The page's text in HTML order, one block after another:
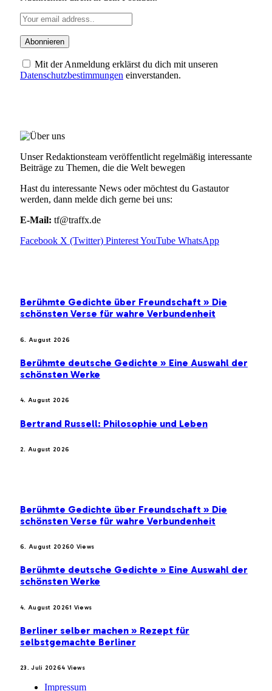
Mit der Anmeldung erklärst du dich mit unseren
Datenschutzbestimmungen einverstanden.
Unser Redaktionsteam veröffentlicht regelmäßig interessante
Beiträge zu Themen, die die Welt bewegen
Hast du interessante News oder möchtest du Gastautor
werden, dann melde dich gerne bei uns:
E-Mail: tf@traffx.de
Facebook X (Twitter) PinterestYouTube WhatsApp
Berühmte Gedichte über Freundschaft » Die
schönsten Verse für wahre Verbundenheit
6. August 2026
Berühmte deutsche Gedichte » Eine Auswahl der
schönsten Werke
4. August 2026
Bertrand Russell: Philosophie und Leben
2. August 2026
Berühmte Gedichte über Freundschaft » Die
schönsten Verse für wahre Verbundenheit
6. August 20260 Views
Berühmte deutsche Gedichte » Eine Auswahl der
schönsten Werke
4. August 20261 Views
Berliner selber machen » Rezept für
selbstgemachte Berliner
23. Juli 20264 Views
Impressum